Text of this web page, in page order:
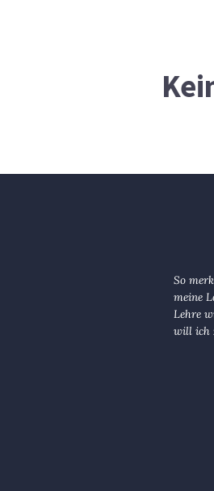
So
meine
Lehre
will ich